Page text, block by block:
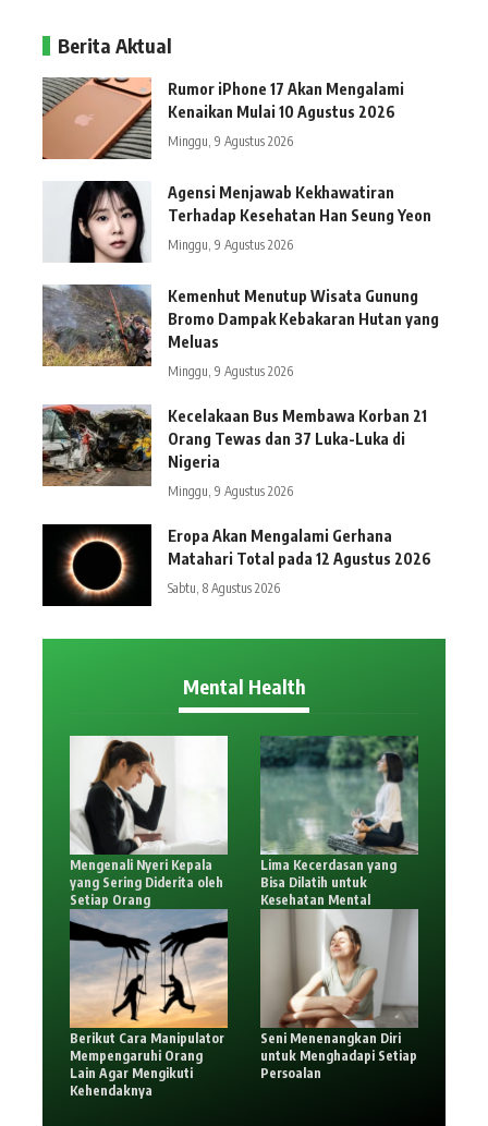
Berita Aktual
Rumor iPhone 17 Akan Mengalami
Kenaikan Mulai 10 Agustus 2026
Minggu, 9 Agustus 2026
Agensi Menjawab Kekhawatiran
Terhadap Kesehatan Han Seung Yeon
Minggu, 9 Agustus 2026
Kemenhut Menutup Wisata Gunung
Bromo Dampak Kebakaran Hutan yang
Meluas
Minggu, 9 Agustus 2026
Kecelakaan Bus Membawa Korban 21
Orang Tewas dan 37 Luka-Luka di
Nigeria
Minggu, 9 Agustus 2026
Eropa Akan Mengalami Gerhana
Matahari Total pada 12 Agustus 2026
Sabtu, 8 Agustus 2026
Mental Health
Mengenali Nyeri Kepala
yang Sering Diderita oleh
Setiap Orang
Lima Kecerdasan yang
Bisa Dilatih untuk
Kesehatan Mental
Berikut Cara Manipulator
Mempengaruhi Orang
Lain Agar Mengikuti
Kehendaknya
Seni Menenangkan Diri
untuk Menghadapi Setiap
Persoalan